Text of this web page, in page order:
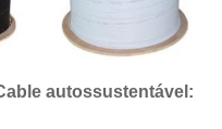
autossustentável: